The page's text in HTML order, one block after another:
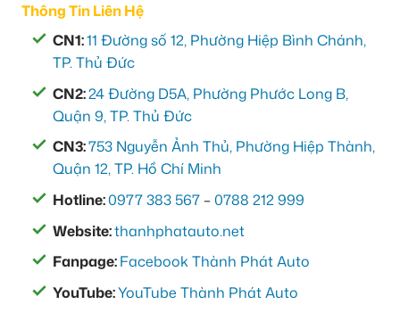
Thông Tin Liên Hệ
CN1:11 Đường số 12, Phường Hiệp Bình Chánh,
TP. Thủ Đức
CN2:24 Đường D5A, Phường Phước Long B,
Quận 9, TP. Thủ Đức
CN3:753 Nguyễn Ảnh Thủ, Phường Hiệp Thành,
Quận 12, TP. Hồ Chí Minh
Hotline:0977 383 567 –0788 212 999
Website:thanhphatauto.net
Fanpage:Facebook Thành Phát Auto
YouTube:YouTube Thành Phát Auto